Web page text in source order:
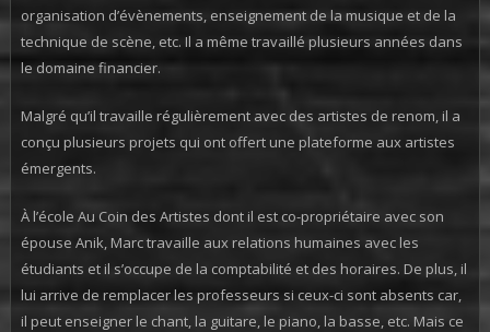
organisation d’évènements, enseignement de la musique et de la
technique de scène, etc. Il a même travaillé plusieurs années dans
le domaine financier.
Malgré qu’il travaille régulièrement avec des artistes de renom, il a
conçu plusieurs projets qui ont offert une plateforme aux artistes
émergents.
À l’école Au Coin des Artistes dont il est co-propriétaire avec son
épouse Anik, Marc travaille aux relations humaines avec les
étudiants et il s’occupe de la comptabilité et des horaires. De plus, il
lui arrive de remplacer les professeurs si ceux-ci sont absents car,
il peut enseigner le chant, la guitare, le piano, la basse, etc. Mais ce